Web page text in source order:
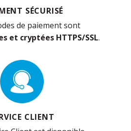
SÉCURISÉ
de paiement sont
et cryptées HTTPS/SSL.
CLIENT